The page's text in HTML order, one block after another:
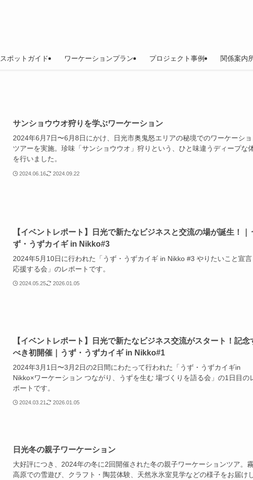
スポットガイド ワーケーションプラン プロジェクト事例 関係案内
サンショウウオ狩りを学ぶワーケーション
2024年6月7日〜6月8日にかけ、日光市奥鬼怒エリアの秘境でのワーケーシ
ツアーを実施。珍味「サンショウウオ」狩りという、ひと味違うディープな
を行いました。
2024.06.16 2024.09.22
【イベントレポート】日光で新たなビジネスと交流の場が誕生！｜
ず・うずカイギ in Nikko#3
2024年5月10日に行われた「うず・うずカイギ in Nikko #3 やりたいこと宣
応援する会」のレポートです。
2024.05.25 2026.01.05
【イベントレポート】日光で新たなビジネス交流がスタート！記念
べき初開催｜うず・うずカイギ in Nikko#1
2024年3月1日〜3月2日の2日間にわたって行われた「うず・うずカイギin
Nikko×ワーケーション つながり、うずを生む 場づくりを語る会」の1日目の
ポートです。
2024.03.21 2026.01.05
日光冬の親子ワーケーション
大好評につき、2024年の冬に2回開催された冬の親子ワーケーションツア。
高原での雪遊び、クラフト・陶芸体験、天然氷氷室見学などの様子をお届け